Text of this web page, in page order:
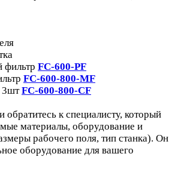
фильтр FC-600-PF
FC-600-800-MF
3штFC-600-800-CF
к специалисту, который
материалы, оборудование и
рабочего поля, тип станка). Он
оборудование для вашего